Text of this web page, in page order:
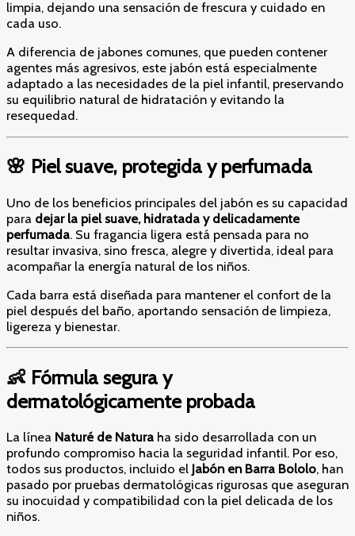
limpia, dejando una sensación de frescura y cuidado en
cada uso.
A diferencia de jabones comunes, que pueden contener
agentes más agresivos, este jabón está especialmente
adaptado a las necesidades de la piel infantil, preservando
su equilibrio natural de hidratación y evitando la
resequedad.
🌸 Piel suave, protegida y perfumada
Uno de los beneficios principales del jabón es su capacidad
para dejar la piel suave, hidratada y delicadamente
perfumada. Su fragancia ligera está pensada para no
resultar invasiva, sino fresca, alegre y divertida, ideal para
acompañar la energía natural de los niños.
Cada barra está diseñada para mantener el confort de la
piel después del baño, aportando sensación de limpieza,
ligereza y bienestar.
👶 Fórmula segura y
dermatológicamente probada
La línea Naturé de Natura ha sido desarrollada con un
profundo compromiso hacia la seguridad infantil. Por eso,
todos sus productos, incluido el Jabón en Barra Bololo, han
pasado por pruebas dermatológicas rigurosas que aseguran
su inocuidad y compatibilidad con la piel delicada de los
niños.